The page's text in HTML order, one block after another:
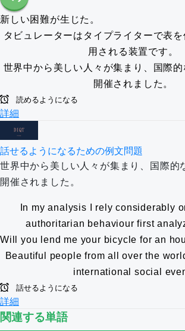
新しい困難が生じた。
タビュレーターはタイプライターで表
用される装置です。
世界中から美しい人々が集まり、国際
開催されました。
読めるようになる
詳細
話せるようになるための例文問題
世界中から美しい人々が集まり、国際的
開催されました。
In my analysis I rely considerably
authoritarian behaviour first
Will you lend me your bicycle for an
Beautiful people from all over the
international social
話せるようになる
詳細
関連する単語